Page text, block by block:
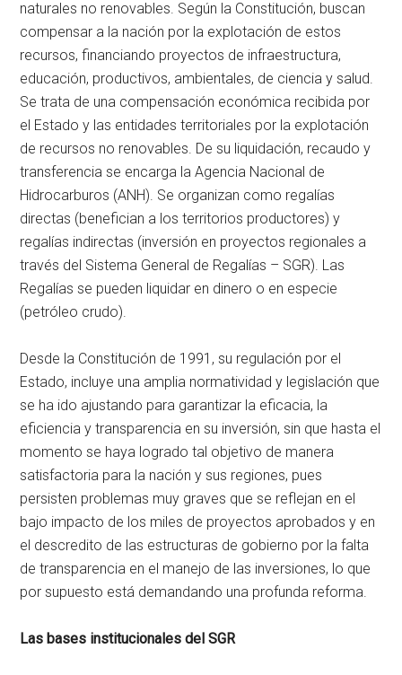
naturales no renovables. Según la Constitución, buscan
compensar a la nación por la explotación de estos
recursos, financiando proyectos de infraestructura,
educación, productivos, ambientales, de ciencia y salud.
Se trata de una compensación económica recibida por
el Estado y las entidades territoriales por la explotación
de recursos no renovables. De su liquidación, recaudo y
transferencia se encarga la Agencia Nacional de
Hidrocarburos (ANH). Se organizan como regalías
directas (benefician a los territorios productores) y
regalías indirectas (inversión en proyectos regionales a
través del Sistema General de Regalías – SGR). Las
Regalías se pueden liquidar en dinero o en especie
(petróleo crudo).
Desde la Constitución de 1991, su regulación por el
Estado, incluye una amplia normatividad y legislación que
se ha ido ajustando para garantizar la eficacia, la
eficiencia y transparencia en su inversión, sin que hasta el
momento se haya logrado tal objetivo de manera
satisfactoria para la nación y sus regiones, pues
persisten problemas muy graves que se reflejan en el
bajo impacto de los miles de proyectos aprobados y en
el descredito de las estructuras de gobierno por la falta
de transparencia en el manejo de las inversiones, lo que
por supuesto está demandando una profunda reforma.
Las bases institucionales del SGR